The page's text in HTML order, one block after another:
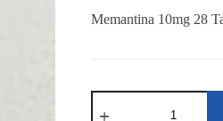
Memantina 10mg 28
Memantina
10mg